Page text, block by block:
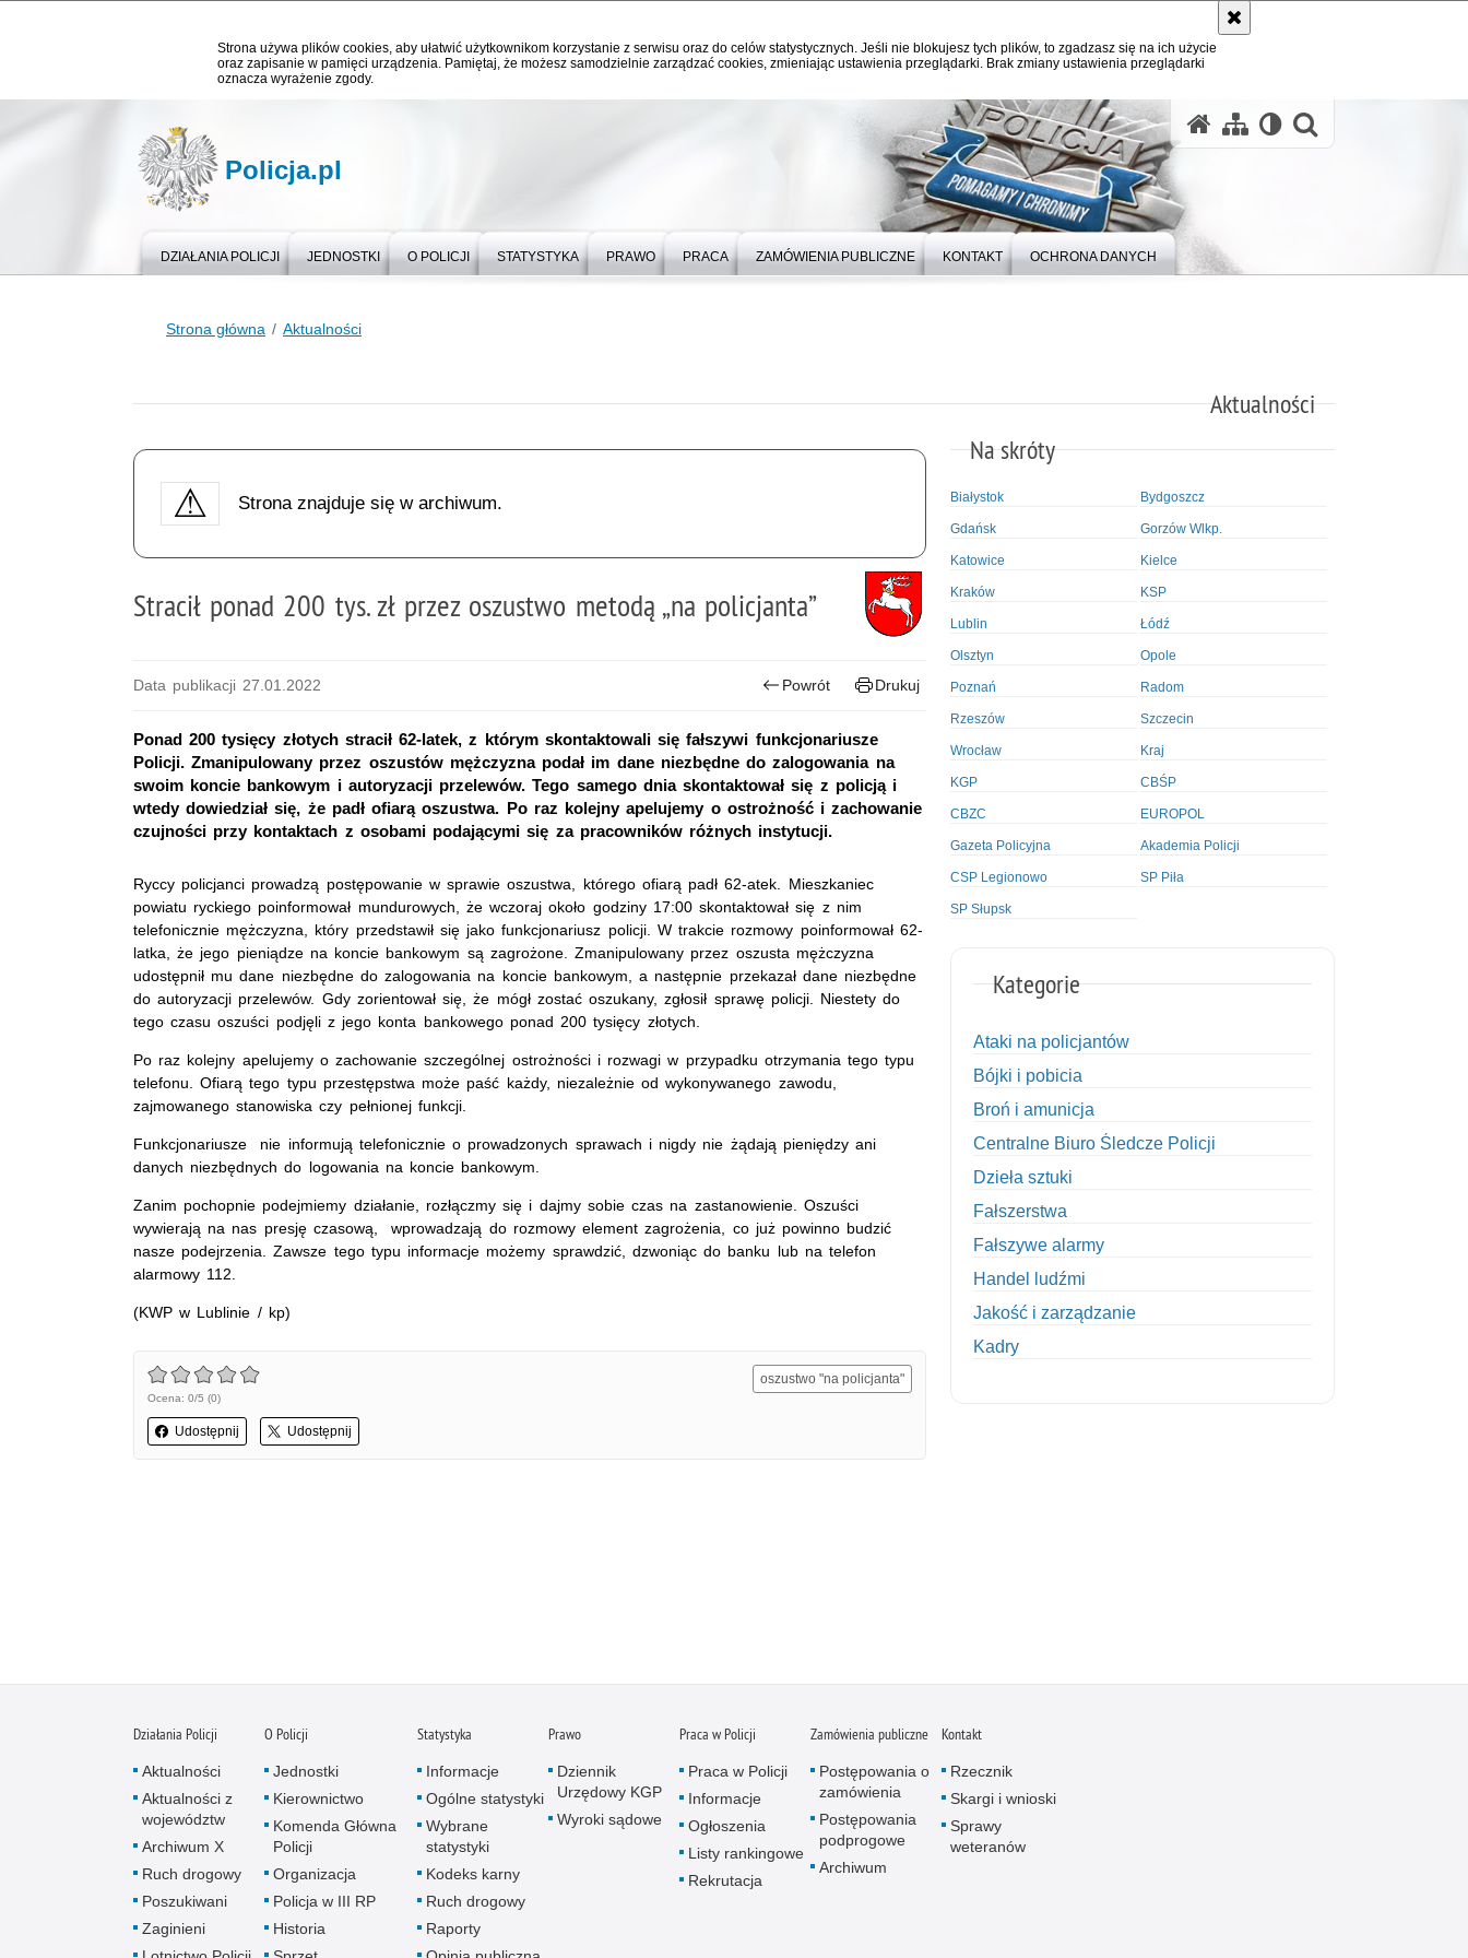
Strona używa plików cookies, aby ułatwić użytkownikom korzystanie z serwisu oraz do celów statystycznych. Jeśli nie blokujesz tych plików, to zgadzasz się na ich użycie
oraz zapisanie w pamięci urządzenia. Pamiętaj, że możesz samodzielnie zarządzać cookies, zmieniając ustawienia przeglądarki. Brak zmiany ustawienia przeglądarki
oznacza wyrażenie zgody.
Policja.pl
DZIAŁANIA POLICJI JEDNOSTKI O POLICJI STATYSTYKA PRAWO PRACA ZAMÓWIENIA PUBLICZNE KONTAKT OCHRONA DANYCH
Strona główna Aktualności
Aktualności
Strona znajduje się w archiwum.
Stracił ponad 200 tys. zł przez oszustwo metodą „na policjanta”
Data publikacji 27.01.2022 Powrót Drukuj
Ponad 200 tysięcy złotych stracił 62-latek, z którym skontaktowali się fałszywi funkcjonariusze
Policji. Zmanipulowany przez oszustów mężczyzna podał im dane niezbędne do zalogowania na
swoim koncie bankowym i autoryzacji przelewów. Tego samego dnia skontaktował się z policją i
wtedy dowiedział się, że padł ofiarą oszustwa. Po raz kolejny apelujemy o ostrożność i zachowanie
czujności przy kontaktach z osobami podającymi się za pracowników różnych instytucji.
Ryccy policjanci prowadzą postępowanie w sprawie oszustwa, którego ofiarą padł 62-atek. Mieszkaniec
powiatu ryckiego poinformował mundurowych, że wczoraj około godziny 17:00 skontaktował się z nim
telefonicznie mężczyzna, który przedstawił się jako funkcjonariusz policji. W trakcie rozmowy poinformował 62-
latka, że jego pieniądze na koncie bankowym są zagrożone. Zmanipulowany przez oszusta mężczyzna
udostępnił mu dane niezbędne do zalogowania na koncie bankowym, a następnie przekazał dane niezbędne
do autoryzacji przelewów. Gdy zorientował się, że mógł zostać oszukany, zgłosił sprawę policji. Niestety do
tego czasu oszuści podjęli z jego konta bankowego ponad 200 tysięcy złotych.
Po raz kolejny apelujemy o zachowanie szczególnej ostrożności i rozwagi w przypadku otrzymania tego typu
telefonu. Ofiarą tego typu przestępstwa może paść każdy, niezależnie od wykonywanego zawodu,
zajmowanego stanowiska czy pełnionej funkcji.
Funkcjonariusze nie informują telefonicznie o prowadzonych sprawach i nigdy nie żądają pieniędzy ani
danych niezbędnych do logowania na koncie bankowym.
Zanim pochopnie podejmiemy działanie, rozłączmy się i dajmy sobie czas na zastanowienie. Oszuści
wywierają na nas presję czasową, wprowadzają do rozmowy element zagrożenia, co już powinno budzić
nasze podejrzenia. Zawsze tego typu informacje możemy sprawdzić, dzwoniąc do banku lub na telefon
alarmowy 112.
(KWP w Lublinie / kp)
Ocena: 0/5 (0)
Udostępnij Udostępnij
oszustwo "na policjanta"
Na skróty
Białystok Bydgoszcz
Gdańsk Gorzów Wlkp.
Katowice Kielce
Kraków KSP
Lublin Łódź
Olsztyn Opole
Poznań Radom
Rzeszów Szczecin
Wrocław Kraj
KGP CBŚP
CBZC EUROPOL
Gazeta Policyjna Akademia Policji
CSP Legionowo SP Piła
SP Słupsk
Kategorie
Ataki na policjantów
Bójki i pobicia
Broń i amunicja
Centralne Biuro Śledcze Policji
Dzieła sztuki
Fałszerstwa
Fałszywe alarmy
Handel ludźmi
Jakość i zarządzanie
Kadry
Nietrzeźwi opiekunowie
Nietrzeźwi pracownicy
Działania Policji
Aktualności
Aktualności z
województw
Archiwum X
Ruch drogowy
Poszukiwani
Zaginieni
O Policji
Jednostki
Kierownictwo
Komenda Główna
Policji
Organizacja
Policja w III RP
Historia
Statystyka
Informacje
Ogólne statystyki
Wybrane
statystyki
Kodeks karny
Ruch drogowy
Raporty
Prawo
Dziennik
Urzędowy KGP
Wyroki sądowe
Praca w Policji
Praca w Policji
Informacje
Ogłoszenia
Listy rankingowe
Rekrutacja
Zamówienia publiczne
Postępowania o
zamówienia
Postępowania
podprogowe
Archiwum
Kontakt
Rzecznik
Skargi i wnioski
Sprawy
weteranów